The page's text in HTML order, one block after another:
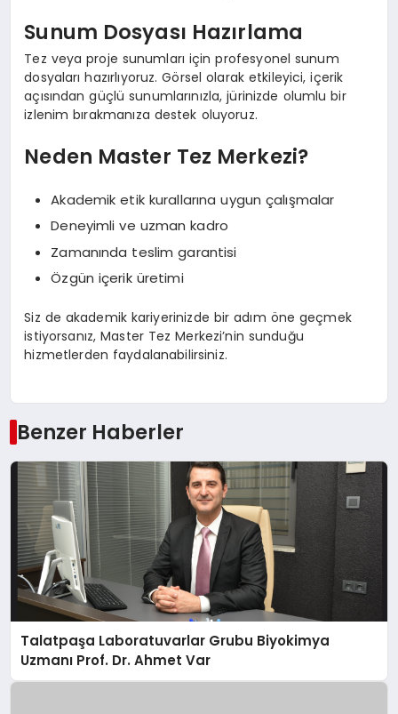
Sunum Dosyası Hazırlama
Tez veya proje sunumları için profesyonel sunum
dosyaları hazırlıyoruz. Görsel olarak etkileyici, içerik
açısından güçlü sunumlarınızla, jürinizde olumlu bir
izlenim bırakmanıza destek oluyoruz.
Neden Master Tez Merkezi?
Akademik etik kurallarına uygun çalışmalar
Deneyimli ve uzman kadro
Zamanında teslim garantisi
Özgün içerik üretimi
Siz de akademik kariyerinizde bir adım öne geçmek
istiyorsanız, Master Tez Merkezi’nin sunduğu
hizmetlerden faydalanabilirsiniz.
Benzer Haberler
Talatpaşa Laboratuvarlar Grubu Biyokimya
Uzmanı Prof. Dr. Ahmet Var